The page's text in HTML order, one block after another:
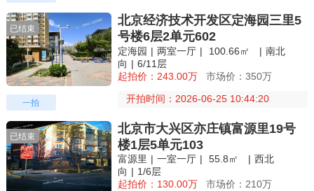
一拍
北京经济技术开发区定海园三里5
号楼6层2单元602
定海园 | 两室一厅 | 100.66㎡ | 南北
向 | 6/11层
起拍价：243.00万
市场价：350万
开拍时间：2026-06-25 10:44:20
已结束
北京市大兴区亦庄镇富源里19号
楼1层5单元103
富源里 | 一室一厅 | 55.8㎡ | 西北
向 | 1/6层
起拍价：130.00万
市场价：210万
已结束